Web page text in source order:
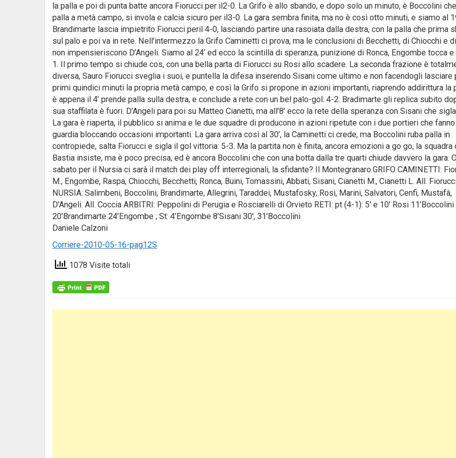
la palla e poi di punta batte ancora Fiorucci per il2-0. La Grifo è allo sbando, e dopo solo un minuto, è Boccolini
palla a metà campo, si invola e calcia sicuro per il3-0. La gara sembra finita, ma no è così otto minuti, e siamo al
Brandimarte lascia impietrito Fiorucci peril 4-0, lasciando partire una rasoiata dalla destra, con la palla che prima
sul palo e poi va in rete. Nell’intermezzo la Grifo Caminetti ci prova, ma le conclusioni di Becchetti, di Chiocchi e
non impensieriscono D’Angeli. Siamo al 24’ ed ecco la scintilla di speranza, punizione di Ronca, Engombe tocca
1. Il primo tempo si chiude cos, con una bella parta di Fiorucci su Rosi allo scadere. La seconda frazione è
diversa, Sauro Fiorucci sveglia i suoi, e puntella la difesa inserendo Sisani come ultimo e non facendogli lasciare
primi quindici minuti la propria metà campo, e così la Grifo si propone in azioni importanti, riaprendo addirittura la
è appena il 4’ prende palla sulla destra, e conclude a rete con un bel palo-gol: 4-2. Bradimarte gli replica subito
sua staffilata è fuori. D’Angeli para poi su Matteo Cianetti, ma all’8’ ecco la rete della speranza con Sisani che
La gara è riaperta, il pubblico si anima e le due squadre di producono in azioni ripetute con i due portieri che
guardia bloccando occasioni importanti. La gara arriva così al 30’, la Caminetti ci crede, ma Boccolini ruba palla in
contropiede, salta Fiorucci e sigla il gol vittoria: 5-3. Ma la partita non è finita, ancora emozioni a go go, la squadra
Bastia insiste, ma è poco precisa, ed è ancora Boccolini che con una botta dalla tre quarti chiude davvero la gara.
sabato per il Nursia ci sarà il match dei play off interregionali, la sfidante? Il Montegranaro.GRIFO CAMINETTI:
M., Engombe, Raspa, Chiocchi, Becchetti, Ronca, Buini, Tomassini, Abbati, Sisani, Cianetti M., Cianetti L. All.
NURSIA: Salimbeni, Boccolini, Brandimarte, Allegrini, Taraddei, Mustafosky, Rosi, Marini, Salvatori, Cenfi, Mustafà,
D’Angeli. All. Coccia ARBITRI: Peppolini di Perugia e Rosciarelli di Orvieto RETI: pt (4-1): 5′ e 10′ Rosi 11’Boccolini
20’Brandimarte 24’Engombe ; St: 4’Engombe 8’Sisani 30′, 31’Boccolini
Daniele Calzoni
Corriere-2010-05-16-pag12S
1078 Visite totali